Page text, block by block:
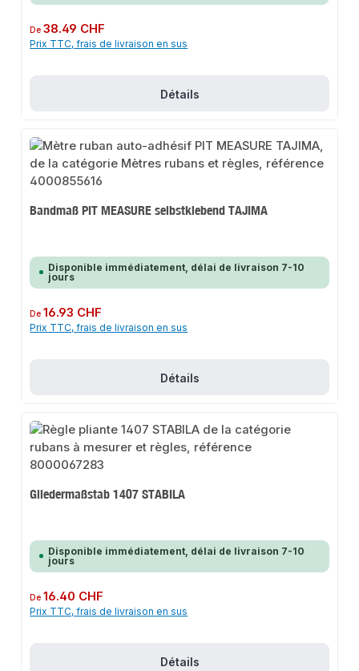
Prix régulier :
De38.49 CHF
Prix TTC, frais de livraison en sus
Détails
Bandmaß PIT MEASURE selbstklebend TAJIMA
Disponible immédiatement, délai de livraison 7-10
jours
Prix régulier :
De16.93 CHF
Prix TTC, frais de livraison en sus
Détails
Gliedermaßstab 1407 STABILA
Disponible immédiatement, délai de livraison 7-10
jours
Prix régulier :
De16.40 CHF
Prix TTC, frais de livraison en sus
Détails